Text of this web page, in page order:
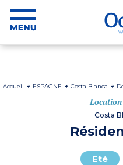
Accueil ESPAGNE Costa Blanca
Location
Costa
Eté